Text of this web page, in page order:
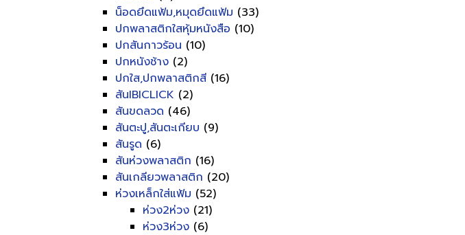
น็อดยึดแฟ้ม,หมุดยึดแฟ้ม (33)
ปกพลาสติกใสหุ้มหนังสือ (10)
ปกสันกาวร้อน (10)
ปกหนังช้าง (2)
ปกใส,ปกพลาสติกสี (16)
สันIBICLICK (2)
สันขดลวด (46)
สันตะปู,สันตะเกียบ (9)
สันรูด (6)
สันห่วงพลาสติก (16)
สันเกลียวพลาสติก (20)
ห่วงเหล็กใส่แฟ้ม (52)
ห่วง2ห่วง (21)
ห่วง3ห่วง (6)